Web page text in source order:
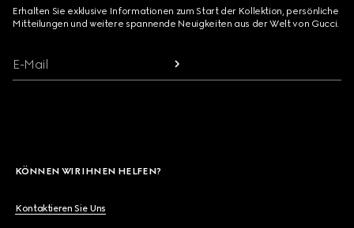
Erhalten Sie exklusive Informationen zum Start der Kollektion, persönliche
Mitteilungen und weitere spannende Neuigkeiten aus der Welt von Gucci.
E-Mail
KÖNNEN WIR IHNEN HELFEN?
Kontaktieren Sie Uns